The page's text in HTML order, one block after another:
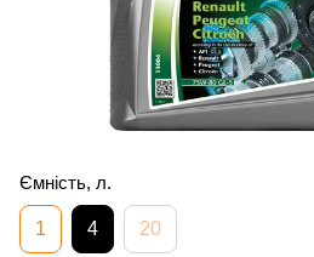
Ємність, л.
1 4 20